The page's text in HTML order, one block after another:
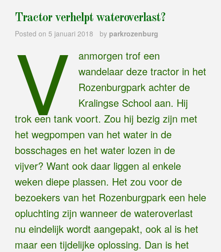
Tractor verhelpt wateroverlast?
Posted on 5 januari 2018 by parkrozenburg
V
anmorgen trof een
wandelaar deze tractor in het
Rozenburgpark achter de
Kralingse School aan. Hij
trok een tank voort. Zou hij bezig zijn met
het wegpompen van het water in de
bosschages en het water lozen in de
vijver? Want ook daar liggen al enkele
weken diepe plassen. Het zou voor de
bezoekers van het Rozenburgpark een hele
opluchting zijn wanneer de wateroverlast
nu eindelijk wordt aangepakt, ook al is het
maar een tijdelijke oplossing. Dan is het